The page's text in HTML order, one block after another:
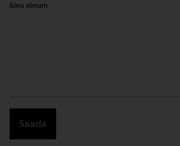
Sinu sõnum